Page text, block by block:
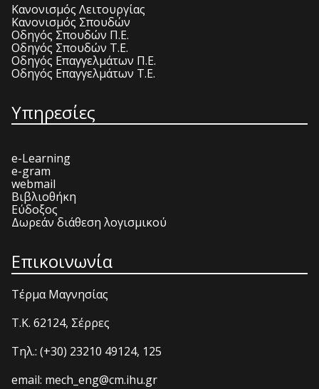
Κανονισμός Λειτουργίας
Κανονισμός Σπουδών
Οδηγός Σπουδών Π.Ε.
Οδηγός Σπουδών Τ.Ε.
Οδηγός Επαγγελμάτων Π.Ε.
Οδηγός Επαγγελμάτων Τ.Ε.
Υπηρεσίες
e-Learning
e-gram
webmail
Βιβλιοθήκη
Εύδοξος
Δωρεάν διάθεση λογισμικού
Επικοινωνία
Τέρμα Μαγνησίας
T.K. 62124, Σέρρες
Τηλ.: (+30) 23210 49124, 125
email: mech_eng@cm.ihu.gr